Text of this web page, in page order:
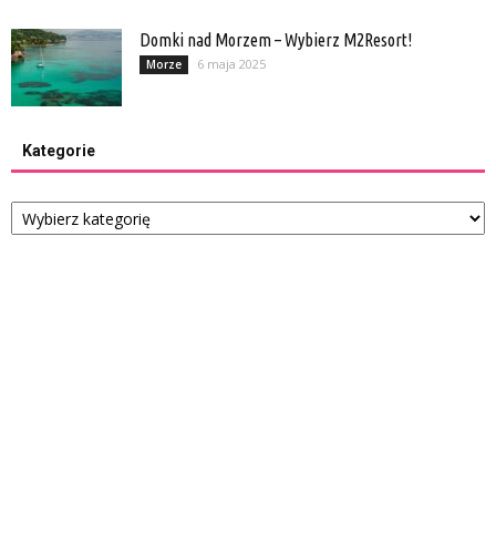
Domki nad Morzem – Wybierz M2Resort!
Morze 6 maja 2025
Kategorie
Kategorie